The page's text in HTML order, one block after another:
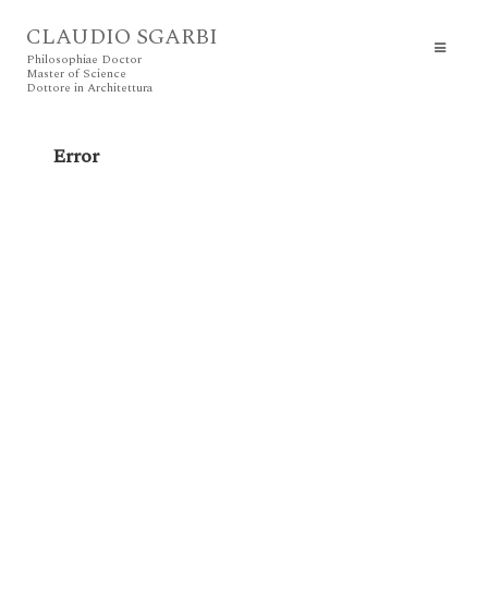
CLAUDIO SGARBI
Philosophiae Doctor
Master of Science
Dottore in Architettura
Error